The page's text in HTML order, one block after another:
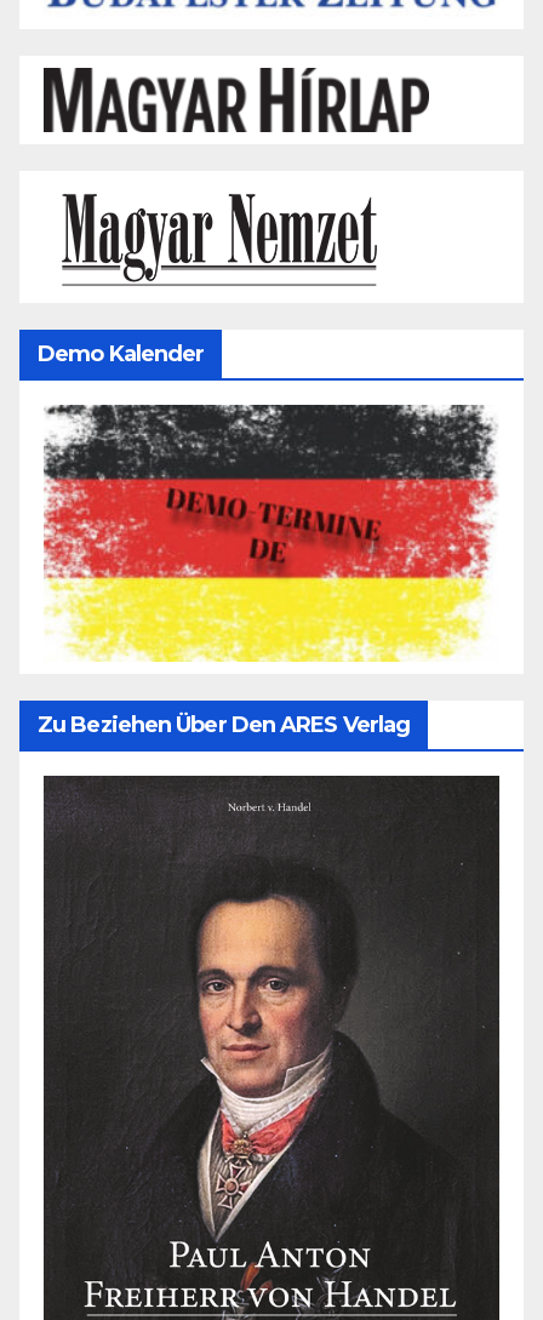
Demo Kalender
Zu Beziehen Über Den ARES Verlag